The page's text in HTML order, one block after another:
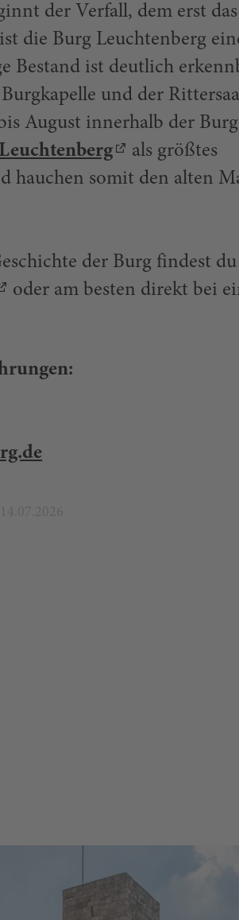
der Verfall, dem erst das
die Burg Leuchtenberg
Bestand ist deutlich
und der
August innerhalb der
als größtes
hauchen somit den alten
der Burg findest
oder am besten direkt bei